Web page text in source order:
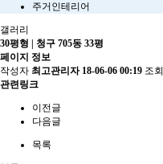
주거인테리어
갤러리
30평형 | 청구 705동 33평
페이지 정보
작성자 최고관리자 18-06-06 00:19 조회
관련링크
이전글
다음글
목록